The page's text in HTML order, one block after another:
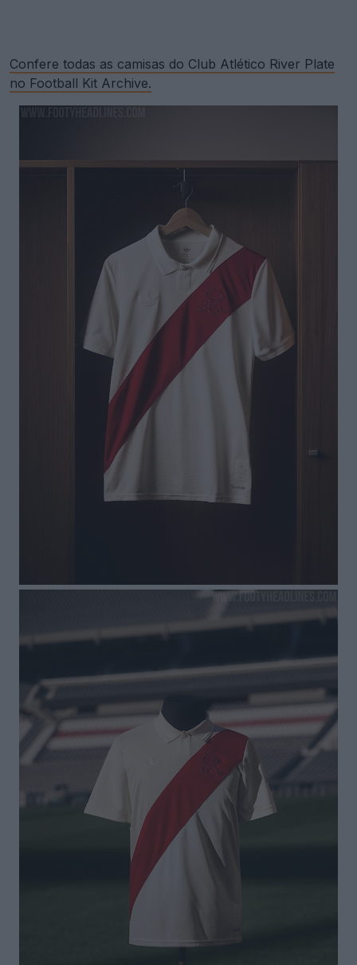
Confere todas as camisas do Club Atlético River Plate
no Football Kit Archive.